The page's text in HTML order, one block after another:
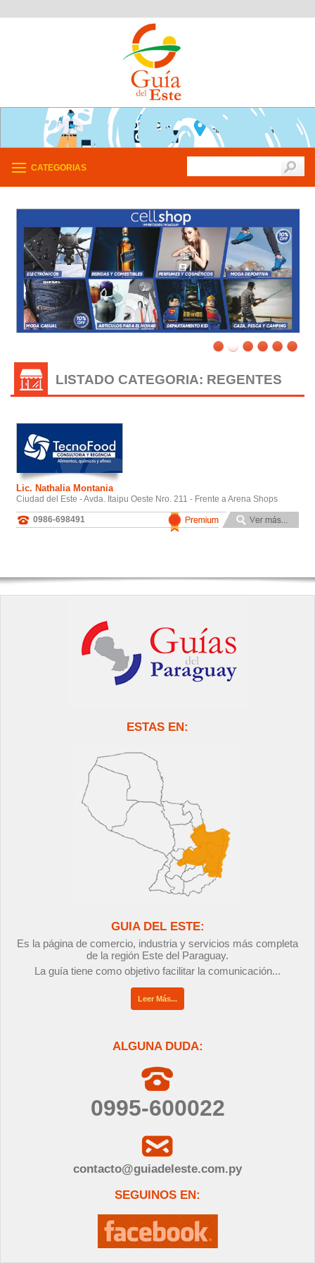
CATEGORIAS
LISTADO CATEGORIA: REGENTES
Lic. Nathalia Montania
Ciudad del Este - Avda. Itaipu Oeste Nro. 211 - Frente a Arena Shops
0986-698491
ESTAS EN:
GUIA DEL ESTE:
Es la página de comercio, industria y servicios más completa
de la región Este del Paraguay.
La guía tiene como objetivo facilitar la comunicación...
Leer Más...
ALGUNA DUDA:
0995-600022
contacto@guiadeleste.com.py
SEGUINOS EN: